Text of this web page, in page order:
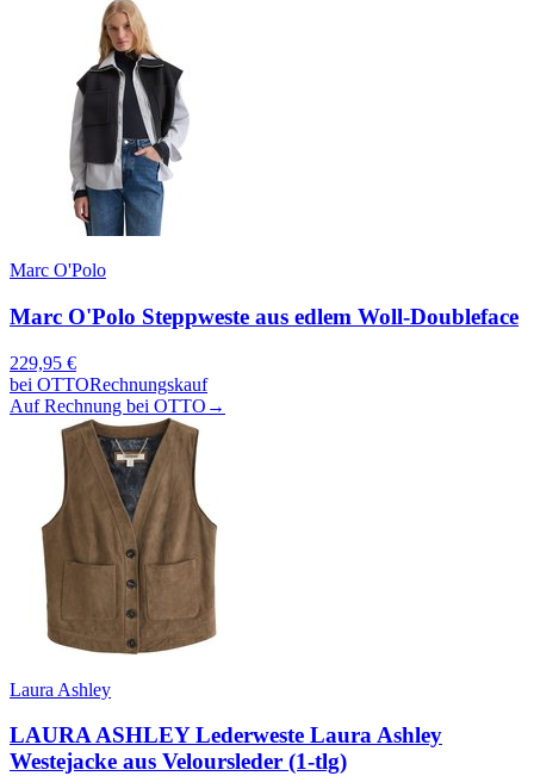
Marc O'Polo
Marc O'Polo Steppweste aus edlem Woll-Doubleface
229,95 €
bei OTTORechnungskauf
Auf Rechnung bei OTTO →
Laura Ashley
LAURA ASHLEY Lederweste Laura Ashley
Westejacke aus Veloursleder (1-tlg)